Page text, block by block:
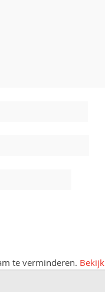
te verminderen.